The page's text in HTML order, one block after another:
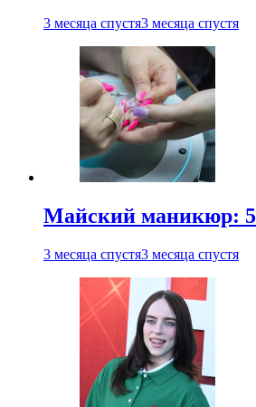
3 месяца спустя3 месяца спустя
Майский маникюр: 5
3 месяца спустя3 месяца спустя